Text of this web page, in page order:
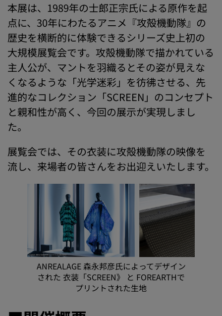
本展は、1989年の士郎正宗氏による原作を起
点に、30年にわたるアニメ『攻殻機動隊』の
歴史を横断的に体験できるシリーズ史上初の
大規模展覧会です。攻殻機動隊で描かれている
主人公が、マントを羽織るとその姿が見えな
くなるような「光学迷彩」を彷彿させる、先
進的なコレクション「SCREEN」のコンセプト
と親和性が高く、今回の展示が実現しまし
た。
展覧会では、その衣装に攻殻機動隊の映像を
流し、来場者の皆さんをお出迎えいたします。
ANREALAGE 森永邦彦氏によってデザイン
された 衣装「SCREEN》 と FOREARTHで
プリントされた生地